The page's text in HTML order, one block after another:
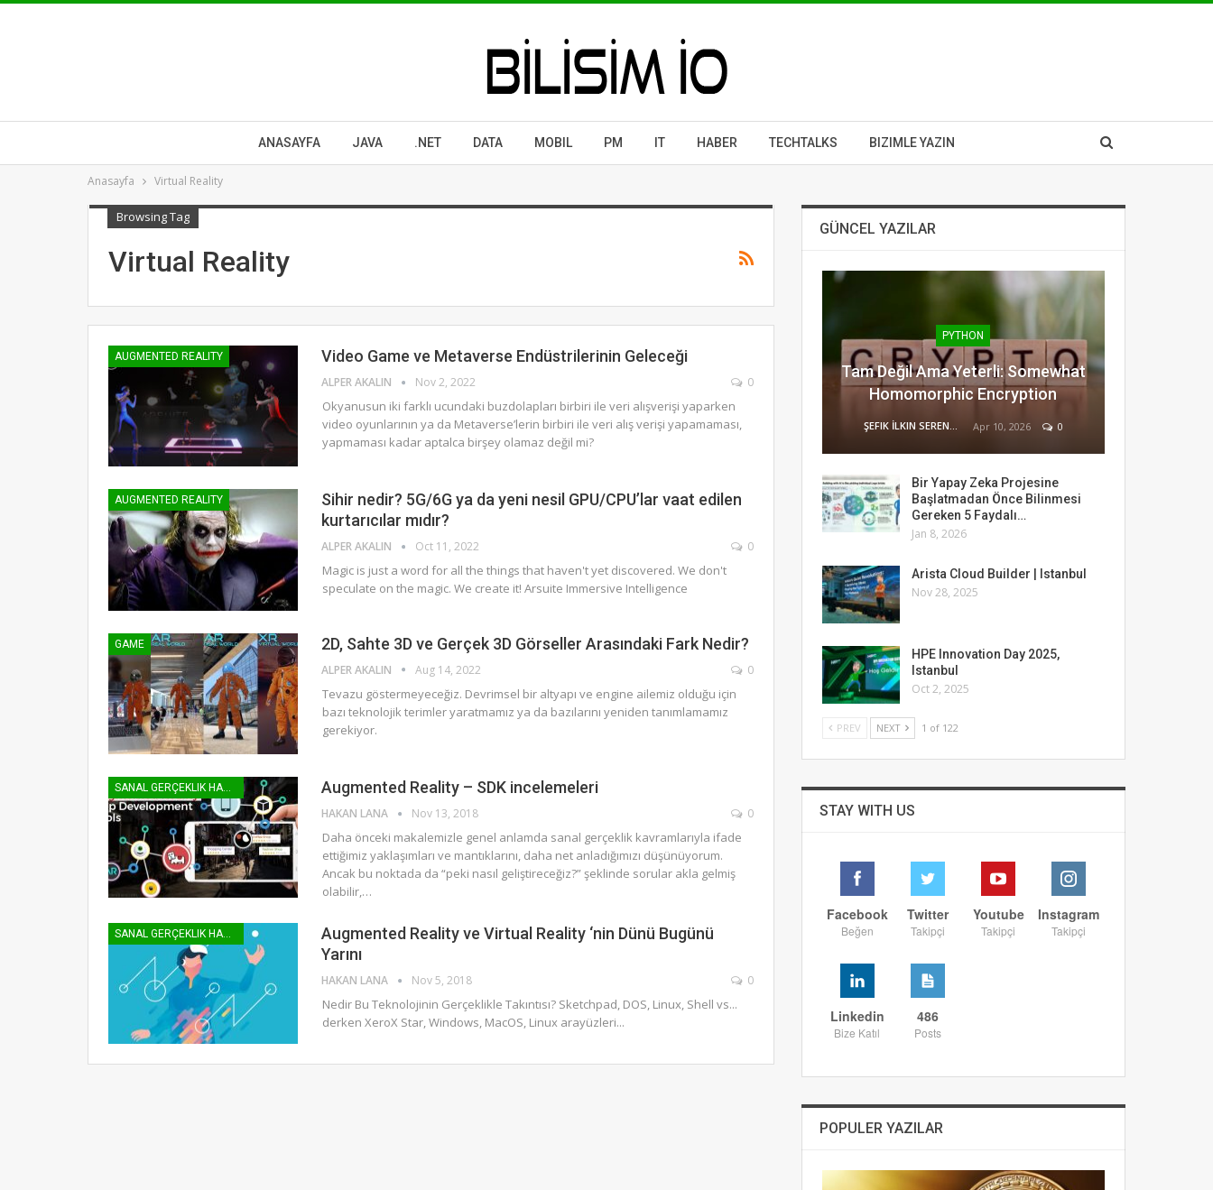
ANASAYFA JAVA .NET DATA MOBIL PM IT HABER TECHTALKS BIZIMLE YAZIN
Anasayfa Virtual Reality
Browsing Tag
Virtual Reality
AUGMENTED REALITY Video Game ve Metaverse Endüstrilerinin Geleceği
ALPER AKALIN Nov 2, 2022 0
Okyanusun iki farklı ucundaki buzdolapları birbiri ile veri alışverişi yaparken
video oyunlarının ya da Metaverse’lerin birbiri ile veri alış verişi yapamaması,
yapmaması kadar aptalca birşey olamaz değil mi?
AUGMENTED REALITY
Sihir nedir? 5G/6G ya da yeni nesil GPU/CPU’lar vaat edilen
kurtarıcılar mıdır?
ALPER AKALIN Oct 11, 2022 0
Magic is just a word for all the things that haven't yet discovered. We don't
speculate on the magic. We create it! Arsuite Immersive Intelligence
GAME 2D, Sahte 3D ve Gerçek 3D Görseller Arasındaki Fark Nedir?
ALPER AKALIN Aug 14, 2022 0
Tevazu göstermeyeceğiz. Devrimsel bir altyapı ve engine ailemiz olduğu için
bazı teknolojik terimler yaratmamız ya da bazılarını yeniden tanımlamamız
gerekiyor.
SANAL GERÇEKLIK HABER Augmented Reality – SDK incelemeleri
HAKAN LANA Nov 13, 2018 0
Daha önceki makalemizle genel anlamda sanal gerçeklik kavramlarıyla ifade
ettiğimiz yaklaşımları ve mantıklarını, daha net anladığımızı düşünüyorum.
Ancak bu noktada da “peki nasıl geliştireceğiz?” şeklinde sorular akla gelmiş
olabilir,…
SANAL GERÇEKLIK HABER
Augmented Reality ve Virtual Reality ‘nin Dünü Bugünü
Yarını
HAKAN LANA Nov 5, 2018 0
Nedir Bu Teknolojinin Gerçeklikle Takıntısı? Sketchpad, DOS, Linux, Shell vs...
derken XeroX Star, Windows, MacOS, Linux arayüzleri...
GÜNCEL YAZILAR
PYTHON
Tam Değil Ama Yeterli: Somewhat
Homomorphic Encryption
ŞEFIK İLKIN SERENGIL Apr 10, 2026 0
Bir Yapay Zeka Projesine
Başlatmadan Önce Bilinmesi
Gereken 5 Faydalı…
Jan 8, 2026
Arista Cloud Builder | Istanbul
Nov 28, 2025
HPE Innovation Day 2025,
Istanbul
Oct 2, 2025
PREV NEXT 1 of 122
STAY WITH US
Facebook
Beğen
Twitter
Takipçi
Youtube
Takipçi
Instagram
Takipçi
Linkedin
Bize Katıl
486
Posts
POPULER YAZILAR